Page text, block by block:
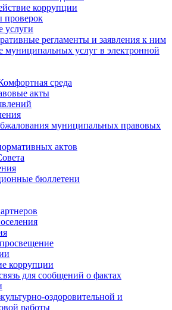
коррупции
проверок
услуги
регламенты и заявления к ним
муниципальных услуг в электронной
среда
акты
муниципальных правовых
актов
бюллетени
коррупции
для сообщений о фактах
оздоровительной и
работы